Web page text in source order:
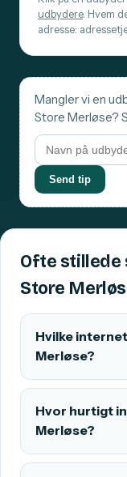
udbydere. Hvem
adresse:
Mangler vi en
Store Merløse?
Send tip
Ofte stillede
Store
Hvilke
Merløse?
Hvor hurtigt
Merløse?